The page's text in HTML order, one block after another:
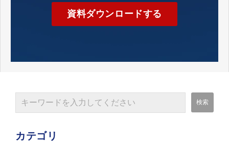
資料ダウンロードする
カテゴリ